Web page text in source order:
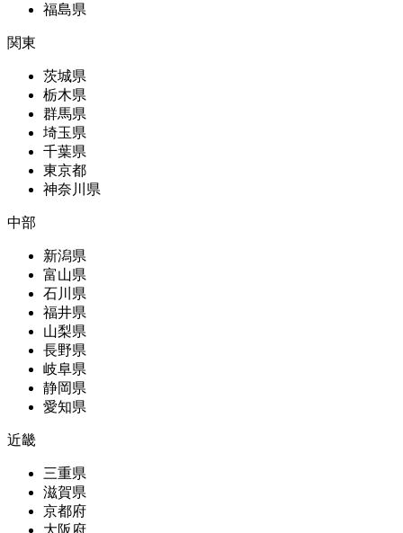
福島県
関東
茨城県
栃木県
群馬県
埼玉県
千葉県
東京都
神奈川県
中部
新潟県
富山県
石川県
福井県
山梨県
長野県
岐阜県
静岡県
愛知県
近畿
三重県
滋賀県
京都府